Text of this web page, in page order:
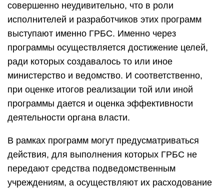
совершенно неудивительно, что в роли
исполнителей и разработчиков этих программ
выступают именно ГРБС. Именно через
программы осуществляется достижение целей,
ради которых создавалось то или иное
министерство и ведомство. И соответственно,
при оценке итогов реализации той или иной
программы дается и оценка эффективности
деятельности органа власти.
В рамках программ могут предусматриваться
действия, для выполнения которых ГРБС не
передают средства подведомственным
учреждениям, а осуществляют их расходование